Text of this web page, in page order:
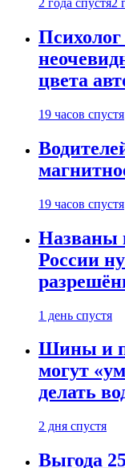
2 года спустя2
цвета
19 часов спустя
19 часов спустя
Названы
России
1 день спустя
Шины и
могут
делать
2 дня спустя
Выгода